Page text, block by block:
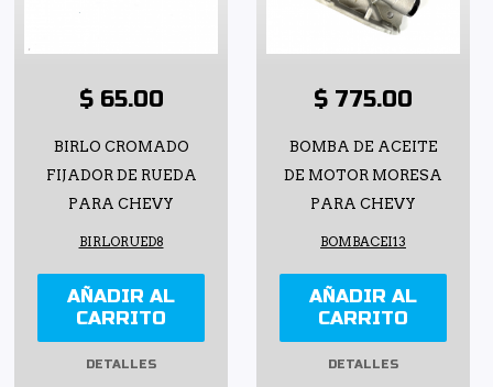
$ 65.00
BIRLO CROMADO
FIJADOR DE RUEDA
PARA CHEVY
BIRLORUED8
AÑADIR AL
CARRITO
DETALLES
$ 775.00
BOMBA DE ACEITE
DE MOTOR MORESA
PARA CHEVY
BOMBACEI13
AÑADIR AL
CARRITO
DETALLES